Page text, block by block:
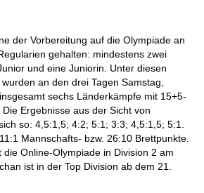
der Vorbereitung auf die Olympiade an
gehalten: mindestens zwei
und eine Juniorin. Unter diesen
an den drei Tagen Samstag,
sechs Länderkämpfe mit 15+5-
Ergebnisse aus der Sicht von
so: 4,5:1,5; 4:2; 5:1; 3:3; 4,5:1,5; 5:1.
Mannschafts- bzw. 26:10 Brettpunkte.
Online-Olympiade in Division 2 am
ist in der Top Division ab dem 21.